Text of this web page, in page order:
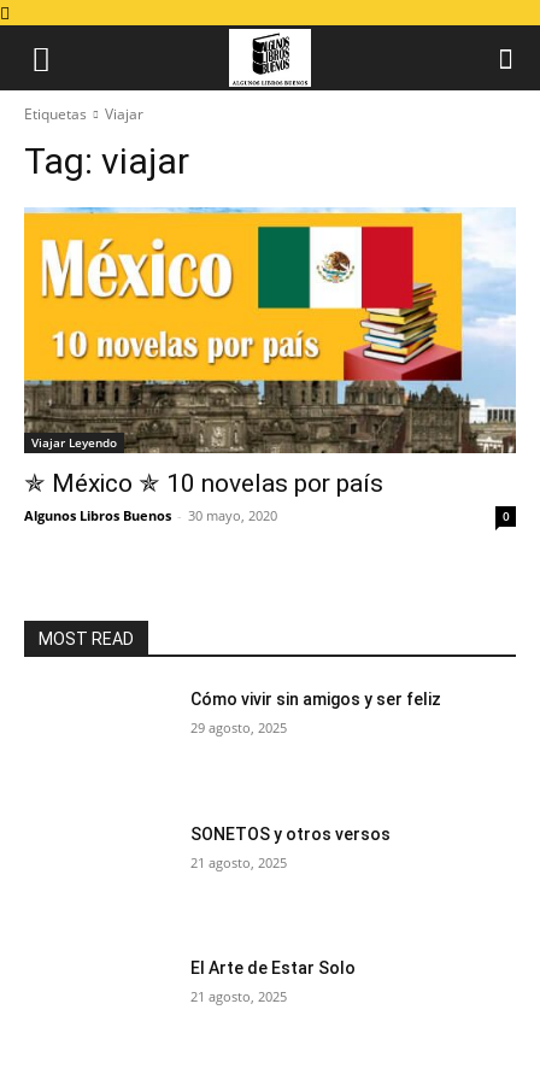
Etiquetas Viajar
Tag: viajar
Viajar Leyendo
✯ México ✯ 10 novelas por país
Algunos Libros Buenos - 30 mayo, 2020 0
MOST READ
Cómo vivir sin amigos y ser feliz
29 agosto, 2025
SONETOS y otros versos
21 agosto, 2025
El Arte de Estar Solo
21 agosto, 2025